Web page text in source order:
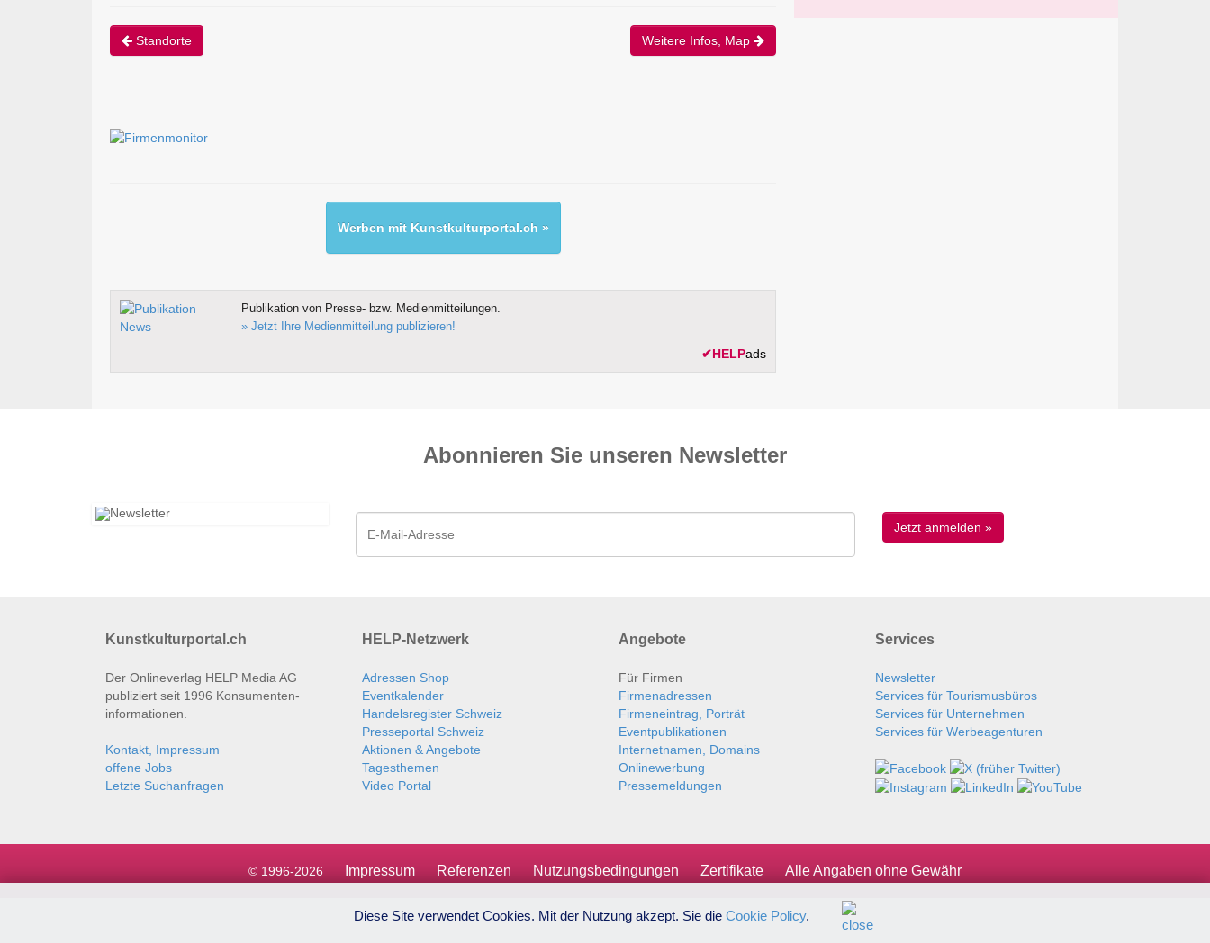
Standorte Weitere Infos, Map
Werben mit Kunstkulturportal.ch »
Publikation von Presse- bzw. Medienmitteilungen.
» Jetzt Ihre Medienmitteilung publizieren!
✔HELPads
Abonnieren Sie unseren News­letter
Kunstkulturportal.ch
Der Onlineverlag HELP Media AG
publiziert seit 1996 Konsumenten­
informationen.
Kontakt, Impressum
offene Jobs
Letzte Suchanfragen
HELP-Netzwerk
Adressen Shop
Eventkalender
Handelsregister Schweiz
Presseportal Schweiz
Aktionen & Angebote
Tagesthemen
Video Portal
Angebote
Für Firmen
Firmenadressen
Firmeneintrag, Porträt
Eventpublikationen
Internetnamen, Domains
Onlinewerbung
Pressemeldungen
Services
Newsletter
Services für Tourismusbüros
Services für Unternehmen
Services für Werbeagenturen
© 1996-2026 Impressum Referenzen Nutzungsbedingungen Zertifikate Alle Angaben ohne Gewähr
Diese Site verwendet Cookies. Mit der Nutzung akzept. Sie die Cookie Policy.